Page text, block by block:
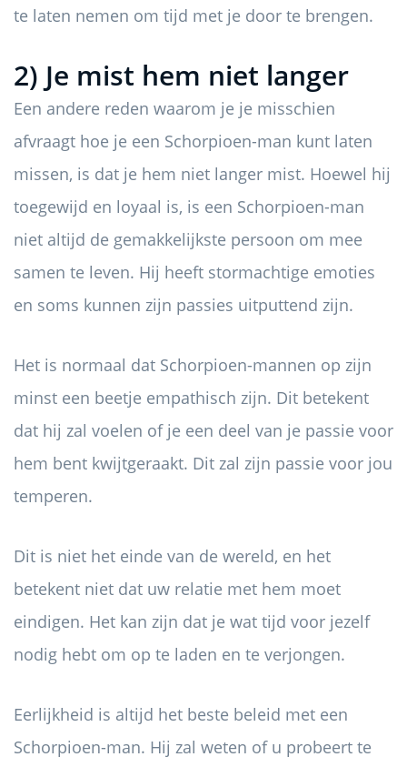
te laten nemen om tijd met je door te brengen.
2) Je mist hem niet langer
Een andere reden waarom je je misschien
afvraagt ​​hoe je een Schorpioen-man kunt laten
missen, is dat je hem niet langer mist. Hoewel hij
toegewijd en loyaal is, is een Schorpioen-man
niet altijd de gemakkelijkste persoon om mee
samen te leven. Hij heeft stormachtige emoties
en soms kunnen zijn passies uitputtend zijn.
Het is normaal dat Schorpioen-mannen op zijn
minst een beetje empathisch zijn. Dit betekent
dat hij zal voelen of je een deel van je passie voor
hem bent kwijtgeraakt. Dit zal zijn passie voor jou
temperen.
Dit is niet het einde van de wereld, en het
betekent niet dat uw relatie met hem moet
eindigen. Het kan zijn dat je wat tijd voor jezelf
nodig hebt om op te laden en te verjongen.
Eerlijkheid is altijd het beste beleid met een
Schorpioen-man. Hij zal weten of u probeert te